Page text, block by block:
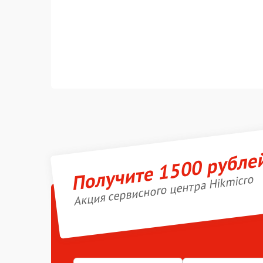
Получите 1500
Акция сервисного центра Hikmicro